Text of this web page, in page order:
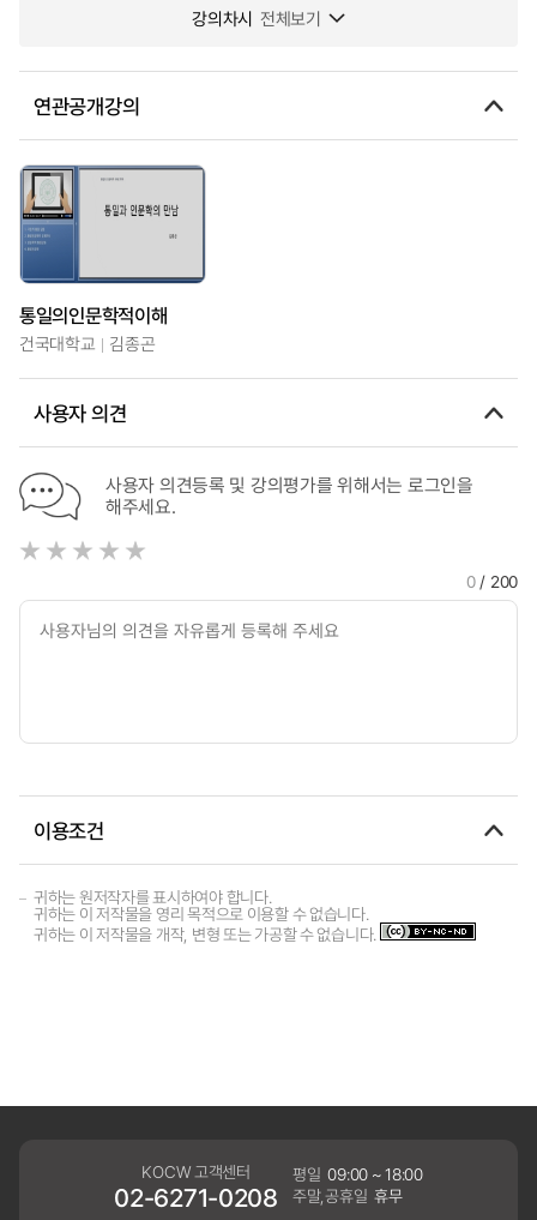
강의차시 전체보기
연관공개강의
통일의인문학적이해
건국대학교 김종곤
사용자 의견
사용자 의견등록 및 강의평가를 위해서는 로그인을
해주세요.
0/ 200
이용조건
귀하는 원저작자를 표시하여야 합니다.
귀하는 이 저작물을 영리 목적으로 이용할 수 없습니다.
귀하는 이 저작물을 개작, 변형 또는 가공할 수 없습니다.
KOCW 고객센터
02-6271-0208
평일 09:00 ~ 18:00
주말,공휴일 휴무